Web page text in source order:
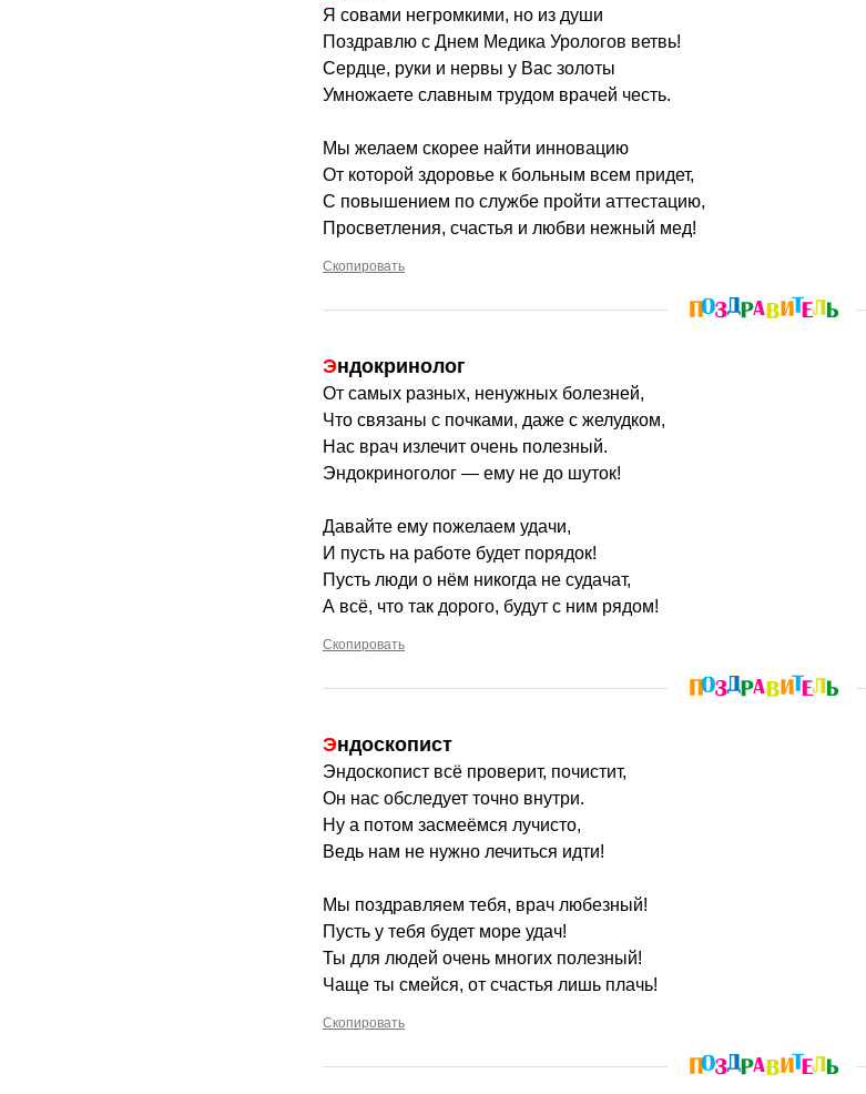
Я совами негромкими, но из души
Поздравлю с Днем Медика Урологов ветвь!
Сердце, руки и нервы у Вас золоты
Умножаете славным трудом врачей честь.
Мы желаем скорее найти инновацию
От которой здоровье к больным всем придет,
С повышением по службе пройти аттестацию,
Просветления, счастья и любви нежный мед!
Скопировать
Эндокринолог
От самых разных, ненужных болезней,
Что связаны с почками, даже с желудком,
Нас врач излечит очень полезный.
Эндокриноголог — ему не до шуток!
Давайте ему пожелаем удачи,
И пусть на работе будет порядок!
Пусть люди о нём никогда не судачат,
А всё, что так дорого, будут с ним рядом!
Скопировать
Эндоскопист
Эндоскопист всё проверит, почистит,
Он нас обследует точно внутри.
Ну а потом засмеёмся лучисто,
Ведь нам не нужно лечиться идти!
Мы поздравляем тебя, врач любезный!
Пусть у тебя будет море удач!
Ты для людей очень многих полезный!
Чаще ты смейся, от счастья лишь плачь!
Скопировать